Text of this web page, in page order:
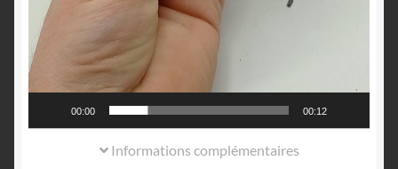
00:00 00:12
Informations complémentaires